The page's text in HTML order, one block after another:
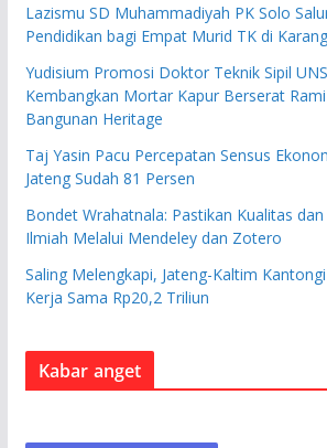
Lazismu SD Muhammadiyah PK Solo
Pendidikan bagi Empat Murid TK di
Yudisium Promosi Doktor Teknik Sipil
Kembangkan Mortar Kapur Berserat
Bangunan Heritage
Taj Yasin Pacu Percepatan Sensus
Jateng Sudah 81 Persen
Bondet Wrahatnala: Pastikan Kualitas
Ilmiah Melalui Mendeley dan Zotero
Saling Melengkapi, Jateng-Kaltim
Kerja Sama Rp20,2 Triliun
Kabar anget